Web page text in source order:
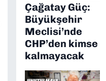
Çağatay Güç:
Büyükşehir
Meclisi’nde
CHP’den kimse
kalmayacak